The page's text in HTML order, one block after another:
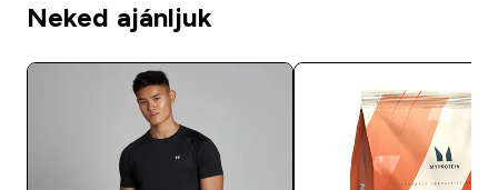
Neked ajánljuk